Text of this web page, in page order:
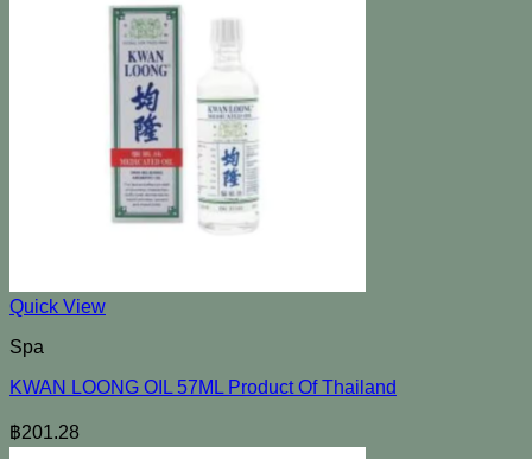
Quick View
Spa
KWAN LOONG OIL 57ML Product Of Thailand
฿201.28